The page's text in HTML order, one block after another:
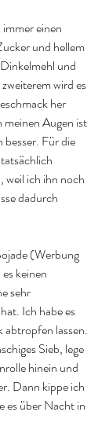
einen
und hellem
und
wird es
her
meinen Augen ist
besser. Für die
weil ich ihn noch
dadurch
(Werbung
keinen
sehr
Ich habe es
lassen.
Sieb, lege
hinein und
Dann kippe ich
es über Nacht in